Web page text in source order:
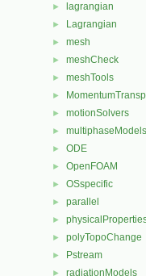
► lagrangian
► Lagrangian
► mesh
► meshCheck
► meshTools
►
► motionSolvers
► multiphaseModels
► ODE
► OpenFOAM
► OSspecific
► parallel
►
► polyTopoChange
► Pstream
► radiationModels